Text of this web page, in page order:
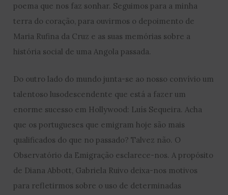
poema que nos faz sonhar. Seguimos para a minha
terra do coração, para ouvirmos o depoimento de
Maria Rufina da Cruz e as suas memórias sobre a
história social de uma Angola passada.
Do outro lado do mundo junta-se ao nosso convívio um
talentoso lusodescendente que está a fazer um
enorme sucesso em Hollywood: Luís Sequeira. Acha
que os portugueses que emigram hoje são mais
qualificados do que no passado? Talvez não. O
Observatório da Emigração esclarece-nos. A propósito
de Diana Abbott, Gabriela Ruivo deixa-nos motivos
para refletirmos sobre o uso de determinadas